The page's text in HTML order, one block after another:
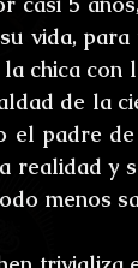
vida,
chica con
de la
el padre
realidad y
menos